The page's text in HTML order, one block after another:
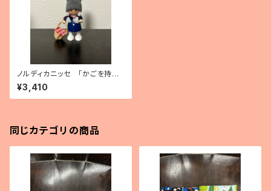
ノルディカニッセ 「かごを持っ
た青いコートの女の子」
¥3,410
同じカテゴリの商品